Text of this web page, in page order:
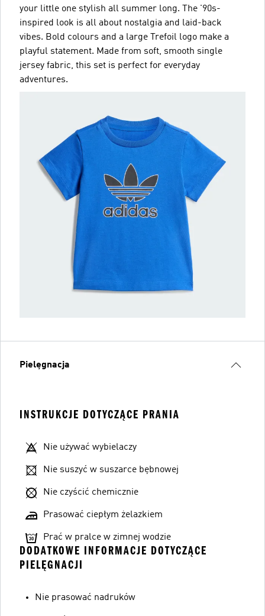
your little one stylish all summer long. The '90s-
inspired look is all about nostalgia and laid-back
vibes. Bold colours and a large Trefoil logo make a
playful statement. Made from soft, smooth single
jersey fabric, this set is perfect for everyday
adventures.
Pielęgnacja
INSTRUKCJE DOTYCZĄCE PRANIA
Nie używać wybielaczy
Nie suszyć w suszarce bębnowej
Nie czyścić chemicznie
Prasować ciepłym żelazkiem
Prać w pralce w zimnej wodzie
DODATKOWE INFORMACJE DOTYCZĄCE
PIELĘGNACJI
Nie prasować nadruków